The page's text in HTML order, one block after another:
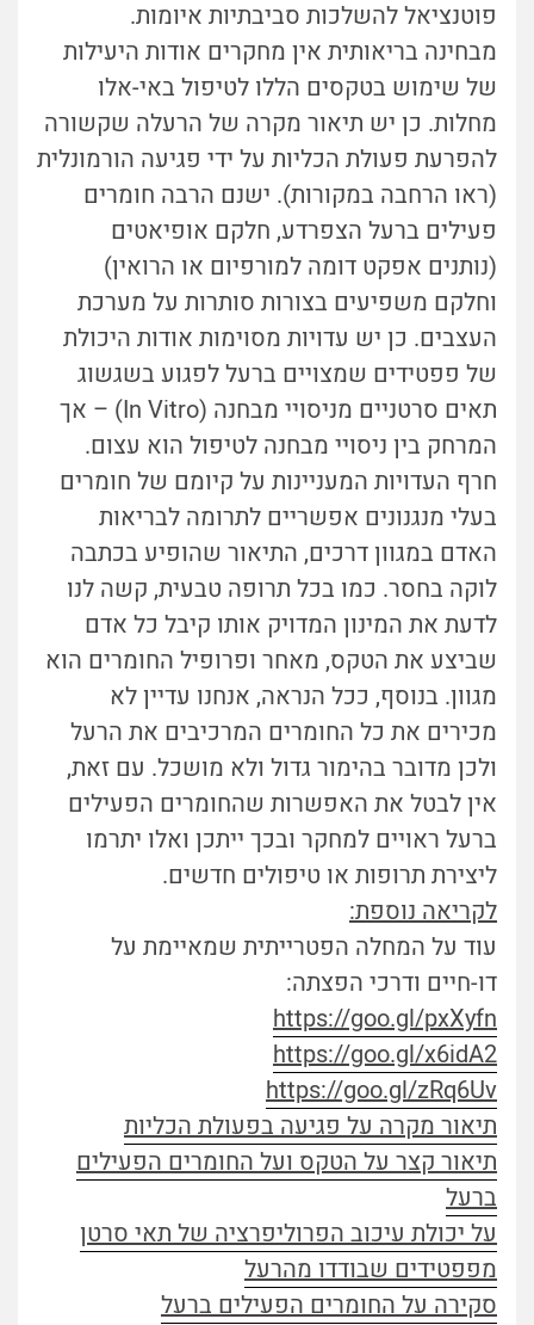
פוטנציאל להשלכות סביבתיות איומות.
מבחינה בריאותית אין מחקרים אודות היעילות
של שימוש בטקסים הללו לטיפול באי-אלו
מחלות. כן יש תיאור מקרה של הרעלה שקשורה
להפרעת פעולת הכליות על ידי פגיעה הורמונלית
(ראו הרחבה במקורות). ישנם הרבה חומרים
פעילים ברעל הצפרדע, חלקם אופיאטים
(נותנים אפקט דומה למורפיום או הרואין)
וחלקם משפיעים בצורות סותרות על מערכת
העצבים. כן יש עדויות מסוימות אודות היכולת
של פפטידים שמצויים ברעל לפגוע בשגשוג
תאים סרטניים מניסויי מבחנה (In Vitro) – אך
המרחק בין ניסויי מבחנה לטיפול הוא עצום.
חרף העדויות המעניינות על קיומם של חומרים
בעלי מנגנונים אפשריים לתרומה לבריאות
האדם במגוון דרכים, התיאור שהופיע בכתבה
לוקה בחסר. כמו בכל תרופה טבעית, קשה לנו
לדעת את המינון המדויק אותו קיבל כל אדם
שביצע את הטקס, מאחר ופרופיל החומרים הוא
מגוון. בנוסף, ככל הנראה, אנחנו עדיין לא
מכירים את כל החומרים המרכיבים את הרעל
ולכן מדובר בהימור גדול ולא מושכל. עם זאת,
אין לבטל את האפשרות שהחומרים הפעילים
ברעל ראויים למחקר ובכך ייתכן ואלו יתרמו
ליצירת תרופות או טיפולים חדשים.
לקריאה נוספת:
עוד על המחלה הפטרייתית שמאיימת על
דו-חיים ודרכי הפצתה:
https://goo.gl/pxXyfn
https://goo.gl/x6idA2
https://goo.gl/zRq6Uv
תיאור מקרה על פגיעה בפעולת הכליות
תיאור קצר על הטקס ועל החומרים הפעילים
ברעל
על יכולת עיכוב הפרוליפרציה של תאי סרטן
מפפטידים שבודדו מהרעל
סקירה על החומרים הפעילים ברעל